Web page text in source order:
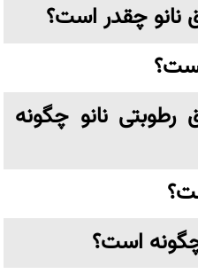
چقدر است؟
رطوبتی نانو چگونه
است؟